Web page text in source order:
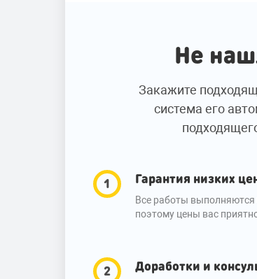
Не
Закажите
система его
Гарантия низких
Все работы выполняются
поэтому цены вас
Доработки и